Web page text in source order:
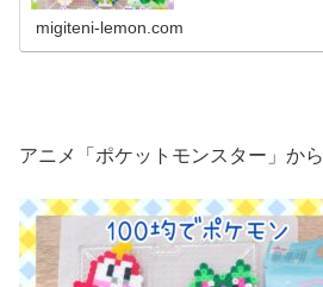
migiteni-lemon.com
アニメ「ポケットモンスター」から